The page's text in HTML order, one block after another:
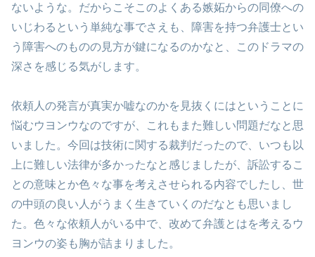
ないような。だからこそこのよくある嫉妬からの同僚への
いじわるという単純な事でさえも、障害を持つ弁護士とい
う障害へのものの見方が鍵になるのかなと、このドラマの
深さを感じる気がします。
依頼人の発言が真実か嘘なのかを見抜くにはということに
悩むウヨンウなのですが、これもまた難しい問題だなと思
いました。今回は技術に関する裁判だったので、いつも以
上に難しい法律が多かったなと感じましたが、訴訟するこ
との意味とか色々な事を考えさせられる内容でしたし、世
の中頭の良い人がうまく生きていくのだなとも思いまし
た。色々な依頼人がいる中で、改めて弁護とはを考えるウ
ヨンウの姿も胸が詰まりました。